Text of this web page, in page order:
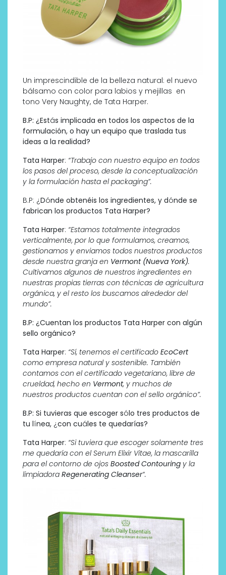
Un imprescindible de la belleza natural: el nuevo
bálsamo con color para labios y mejillas en
tono Very Naughty, de Tata Harper.
B.P: ¿Estás implicada en todos los aspectos de la
formulación, o hay un equipo que traslada tus
ideas a la realidad?
Tata Harper: “Trabajo con nuestro equipo en todos
los pasos del proceso, desde la conceptualización
y la formulación hasta el packaging”.
B.P: ¿Dónde obtenéis los ingredientes, y dónde se
fabrican los productos Tata Harper?
Tata Harper: “Estamos totalmente integrados
verticalmente, por lo que formulamos, creamos,
gestionamos y enviamos todos nuestros productos
desde nuestra granja en Vermont (Nueva York).
Cultivamos algunos de nuestros ingredientes en
nuestras propias tierras con técnicas de agricultura
orgánica, y el resto los buscamos alrededor del
mundo”.
B.P: ¿Cuentan los productos Tata Harper con algún
sello orgánico?
Tata Harper: “Sí, tenemos el certificado EcoCert
como empresa natural y sostenible. También
contamos con el certificado vegetariano, libre de
crueldad, hecho en Vermont, y muchos de
nuestros productos cuentan con el sello orgánico”.
B.P: Si tuvieras que escoger sólo tres productos de
tu línea, ¿con cuáles te quedarías?
Tata Harper: “Si tuviera que escoger solamente tres
me quedaría con el Serum Elixir Vitae, la mascarilla
para el contorno de ojos Boosted Contouring y la
limpiadora Regenerating Cleanser“.